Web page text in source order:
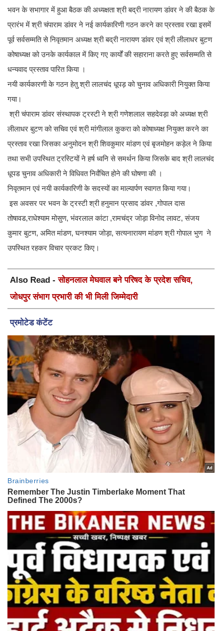
भवन के सभागार में हुआ बैठक की अध्यक्षता श्री बद्री नारायण डांवर ने की बैठक के
प्रारंभ में श्री चंपाराम डांवर ने नई कार्यकारिणी गठन करने का प्रस्ताव रखा इसमें
पूर्व सर्वसम्मति से निवृतमान अध्यक्ष श्री बद्री नारायण डांवर एवं श्री लीलाधर बुटण
कोषाध्यक्ष को उनके कार्यकाल में किए गए कार्यों की सहाराना करते हुए सर्वसम्मति से
धन्यवाद प्रस्ताव पारित किया ।
नयी कार्यकारणी के गठन हेतु श्री लालचंद धूपड़ को चुनाव अधिकारी नियुक्त किया
गया।
श्री चंपाराम डांवर संस्थापक ट्रस्टी ने श्री गणेशलाल सहदेवड़ा को अध्यक्ष श्री
लीलाधर बुटण को सचिव एवं श्री मांगीलाल कुकरा को कोषाध्यक्ष नियुक्त करने का
प्रस्ताव रखा जिसका अनुमोदन श्री शिवकुमार मांडण एवं बृजमोहन कड़ेल ने किया
तथा सभी उपस्थित ट्रस्टियों ने हर्ष ध्वनि से समर्थन किया जिसके बाद श्री लालचंद
धूपड चुनाव अधिकारी ने विधिवत निर्वंचित होने की घोषणा की ।
निवृतमान एवं नयी कार्यकारिणी के सदस्यों का माल्यार्पण स्वागत किया गया।
इस अवसर पर भवन के ट्रस्टी श्री हनुमान प्रसाद डांवर ,गोपाल दास
तोषावड,राधेश्याम मोसुण, भंवरलाल कांटा ,रामचंद्र जोड़ा विनोद लावट, संजय
कुमार बुटण, अमित मांडण, घनश्याम जोड़ा, सत्यनारायण मांडण श्री गोपाल भुण ने
उपस्थित रहकर विचार प्रकट किए।
Also Read -सोहनलाल मेघवाल बने परिषद के प्रदेश सचिव,
जोधपुर संभाग प्रभारी की भी मिली जिम्मेदारी